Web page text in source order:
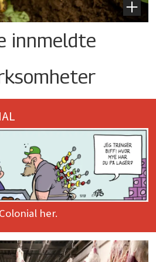
innmeldte
her.